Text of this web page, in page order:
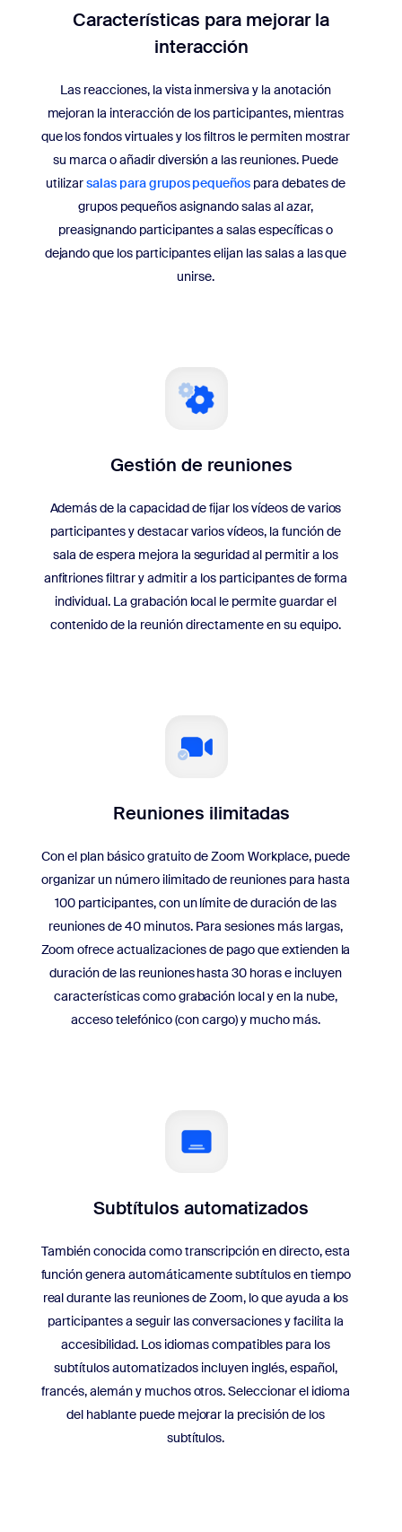
Características para mejorar la
interacción
Las reacciones, la vista inmersiva y la anotación
mejoran la interacción de los participantes, mientras
que los fondos virtuales y los filtros le permiten mostrar
su marca o añadir diversión a las reuniones. Puede
utilizarsalas para grupos pequeños para debates de
grupos pequeños asignando salas al azar,
preasignando participantes a salas específicas o
dejando que los participantes elijan las salas a las que
unirse.
Gestión de reuniones
Además de la capacidad de fijar los vídeos de varios
participantes y destacar varios vídeos, la función de
sala de espera mejora la seguridad al permitir a los
anfitriones filtrar y admitir a los participantes de forma
individual. La grabación local le permite guardar el
contenido de la reunión directamente en su equipo.
Reuniones ilimitadas
Con el plan básico gratuito de Zoom Workplace, puede
organizar un número ilimitado de reuniones para hasta
100 participantes, con un límite de duración de las
reuniones de 40 minutos. Para sesiones más largas,
Zoom ofrece actualizaciones de pago que extienden la
duración de las reuniones hasta 30 horas e incluyen
características como grabación local y en la nube,
acceso telefónico (con cargo) y mucho más.
Subtítulos automatizados
También conocida como transcripción en directo, esta
función genera automáticamente subtítulos en tiempo
real durante las reuniones de Zoom, lo que ayuda a los
participantes a seguir las conversaciones y facilita la
accesibilidad. Los idiomas compatibles para los
subtítulos automatizados incluyen inglés, español,
francés, alemán y muchos otros. Seleccionar el idioma
del hablante puede mejorar la precisión de los
subtítulos.